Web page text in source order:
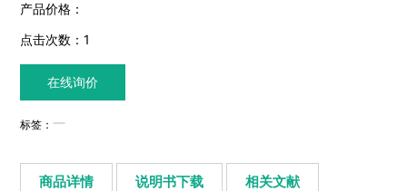
产品价格：
点击次数：1
在线询价
标签：
商品详情 说明书下载 相关文献